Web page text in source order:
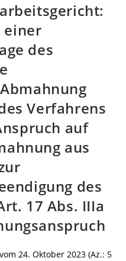
einer
des
Verfahrens
auf
aus
des
17 Abs. IIIa
24. Oktober 2023 (Az.: 5